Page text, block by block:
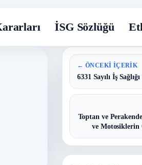
İSG Sözlüğü
← ÖNCEKI İÇERIK
6331 Sayılı İş
Toptan ve
ve Motosiklerin